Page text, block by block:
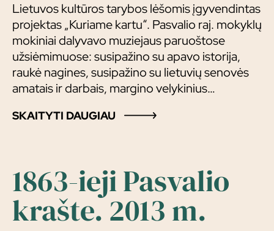
Lietuvos kultūros tarybos lėšomis įgyvendintas
projektas „Kuriame kartu“. Pasvalio raj. mokyklų
mokiniai dalyvavo muziejaus paruoštose
užsiėmimuose: susipažino su apavo istorija,
raukė nagines, susipažino su lietuvių senovės
amatais ir darbais, margino velykinius
Pasvalio ir rajono kultūros ir gamtos objektus,
SKAITYTI DAUGIAU
1863-ieji Pasvalio
krašte. 2013 m.